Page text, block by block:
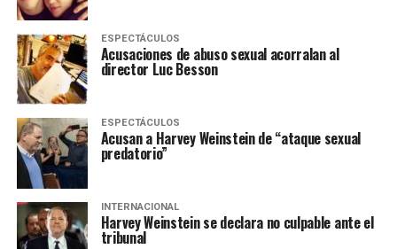
ESPECTÁCULOS
Acusaciones de abuso sexual acorralan al
director Luc Besson
ESPECTÁCULOS
Acusan a Harvey Weinstein de “ataque sexual
predatorio”
INTERNACIONAL
Harvey Weinstein se declara no culpable ante el
tribunal